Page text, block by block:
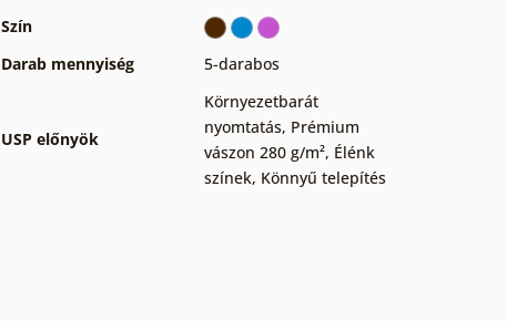
Szín
Darab mennyiség
5-darabos
USP előnyök
Környezetbarát
nyomtatás, Prémium
vászon 280 g/m², Élénk
színek, Könnyű telepítés